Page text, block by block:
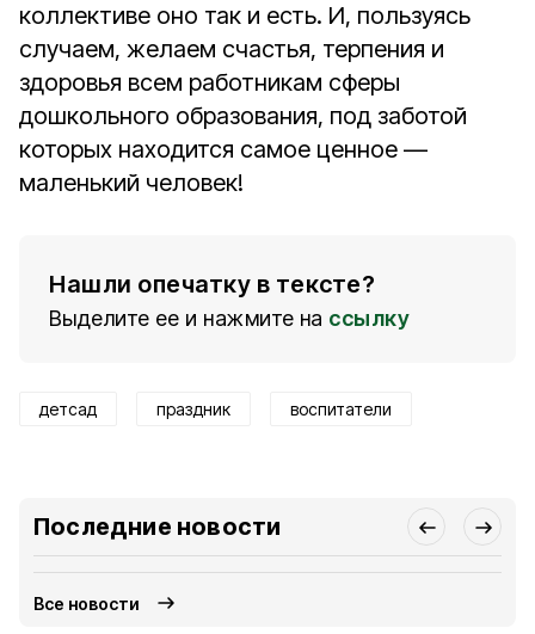
коллективе оно так и есть. И, пользуясь
случаем, желаем счастья, терпения и
здоровья всем работникам сферы
дошкольного образования, под заботой
которых находится самое ценное —
маленький человек!
Нашли опечатку в тексте?
Выделите ее и нажмите на ссылку
детсад праздник воспитатели
Последние новости
Все новости